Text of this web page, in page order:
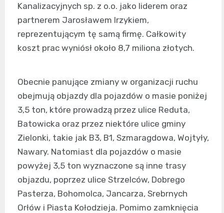
Kanalizacyjnych sp. z o.o. jako liderem oraz
partnerem Jarosławem Irzykiem,
reprezentującym tę samą firmę. Całkowity
koszt prac wyniósł około 8,7 miliona złotych.
Obecnie panujące zmiany w organizacji ruchu
obejmują objazdy dla pojazdów o masie poniżej
3,5 ton, które prowadzą przez ulice Reduta,
Batowicka oraz przez niektóre ulice gminy
Zielonki, takie jak B3, B1, Szmaragdowa, Wojtyły,
Nawary. Natomiast dla pojazdów o masie
powyżej 3,5 ton wyznaczone są inne trasy
objazdu, poprzez ulice Strzelców, Dobrego
Pasterza, Bohomolca, Jancarza, Srebrnych
Orłów i Piasta Kołodzieja. Pomimo zamknięcia